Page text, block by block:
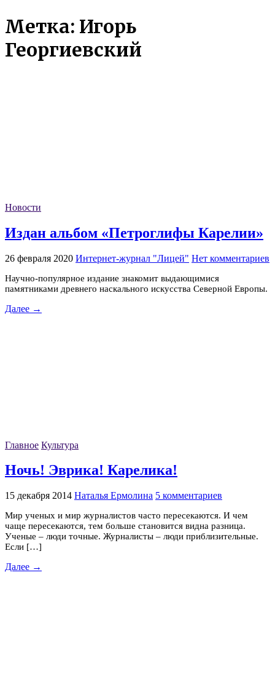
Метка: Игорь
Георгиевский
Новости
Издан альбом «Петроглифы Карелии»
26 февраля 2020 Интернет-журнал "Лицей" Нет комментариев
Научно-популярное издание знакомит выдающимися
памятниками древнего наскального искусства Северной Европы.
Далее →
Главное Культура
Ночь! Эврика! Карелика!
15 декабря 2014 Наталья Ермолина 5 комментариев
Мир ученых и мир журналистов часто пересекаются. И чем
чаще пересекаются, тем больше становится видна разница.
Ученые – люди точные. Журналисты – люди приблизительные.
Если […]
Далее →